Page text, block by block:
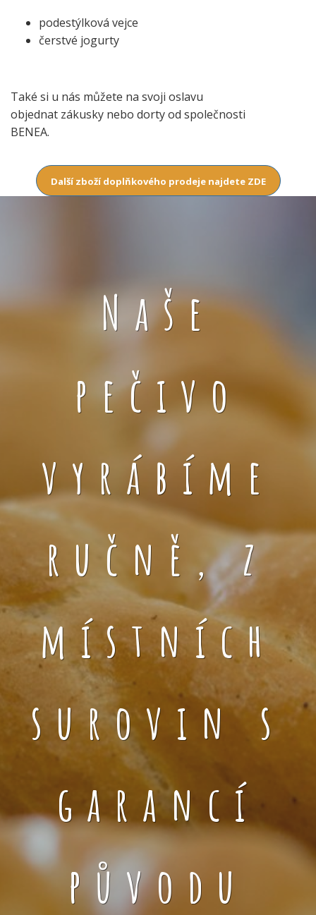
podestýlková vejce
čerstvé jogurty
Také si u nás můžete na svoji oslavu
objednat zákusky nebo dorty od společnosti
BENEA.
Další zboží doplňkového prodeje najdete ZDE
Naše
pečivo
vyrábíme
ručně, z
místních
surovin s
garancí
původu